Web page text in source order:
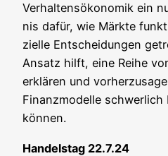
Ver­hal­tens­öko­no­mik ein
nis dafür, wie Märk­te
zi­el­le Ent­schei­dun­gen
Ansatz hilft, eine Rei­he
erklä­ren und
Finanz­mo­del­le
können.
Han­dels­tag 22.7.24